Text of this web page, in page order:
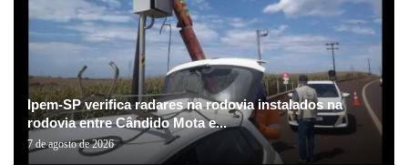
Ipem-SP verifica radares na rodovia instalados na
rodovia entre Cândido Mota e...
7 de agosto de 2026